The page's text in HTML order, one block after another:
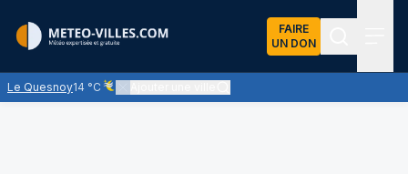
FAIRE
UN DON
Le Quesnoy14 °C
Ciel voilé par des nuages d'altitude, ternissant plus ou